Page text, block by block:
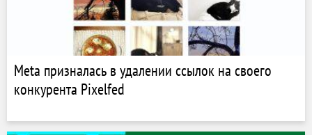
Meta призналась в удалении ссылок на своего
конкурента Pixelfed